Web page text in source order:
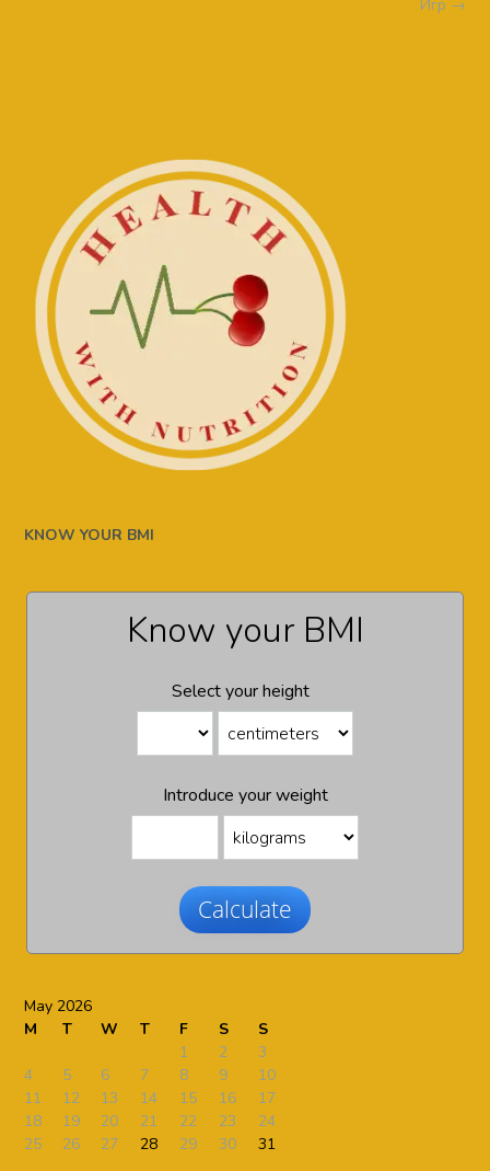
Игр →
KNOW YOUR BMI
Know your BMI
Select your height
Introduce your weight
Calculate
May 2026
M
T W T F S
S
1
2
3
4
5 6 7 8 9
10
11
12 13 14 15 16
17
18
19 20 21 22 23
24
25
26 27 28 29 30 31